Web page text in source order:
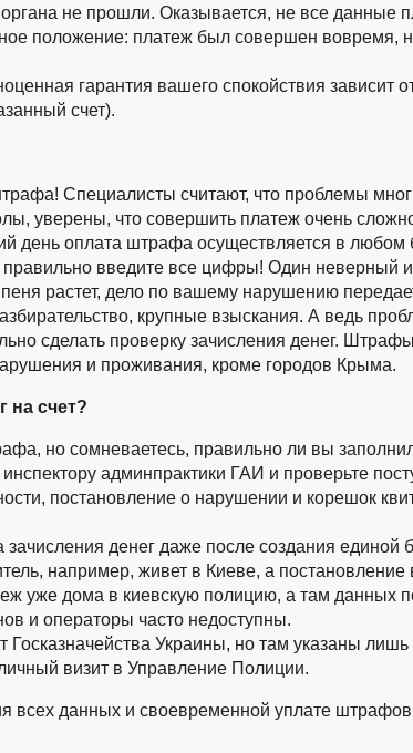
органа не прошли. Оказывается, не все
положение: платеж был совершен вовремя,
гарантия вашего спокойствия
счет).
Специалисты считают, что проблемы
уверены, что совершить платеж очень
день оплата штрафа осуществляется в любом
правильно введите все цифры! Один неверный
растет, дело по вашему нарушению
крупные взыскания. А ведь
сделать проверку зачисления денег.
и проживания, кроме городов Крыма.
на счет?
но сомневаетесь, правильно ли вы
админпрактики ГАИ и проверьте
постановление о нарушении и корешок
денег даже после создания единой
например, живет в Киеве, а
уже дома в киевскую полицию, а там данных
и операторы часто недоступны.
Госказначейства Украины, но там указаны
визит в Управление Полиции.
всех данных и своевременной уплате